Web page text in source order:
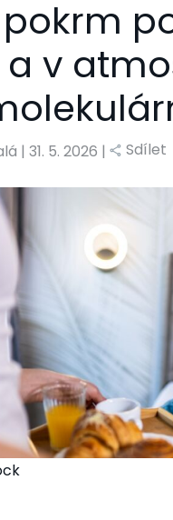
a v
| 31. 5. 2026 | Sdílet